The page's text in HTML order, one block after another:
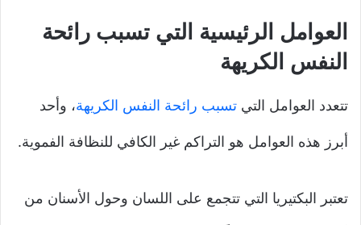
العوامل الرئيسية التي تسبب رائحة
النفس الكريهة
تتعدد العوامل التي تسبب رائحة النفس الكريهة، وأحد
أبرز هذه العوامل هو التراكم غير الكافي للنظافة الفموية.
تعتبر البكتيريا التي تتجمع على اللسان وحول الأسنان من